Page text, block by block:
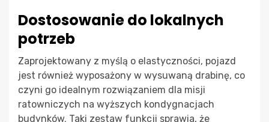
Dostosowanie do lokalnych
potrzeb
Zaprojektowany z myślą o elastyczności, pojazd
jest również wyposażony w wysuwaną drabinę, co
czyni go idealnym rozwiązaniem dla misji
ratowniczych na wyższych kondygnacjach
budynków. Taki zestaw funkcji sprawia, że